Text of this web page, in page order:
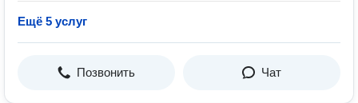
Ещё 5 услуг
Позвонить Чат